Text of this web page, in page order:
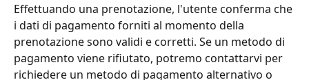
Effettuando una prenotazione, l'utente conferma che
i dati di pagamento forniti al momento della
prenotazione sono validi e corretti. Se un metodo di
pagamento viene rifiutato, potremo contattarvi per
richiedere un metodo di pagamento alternativo o